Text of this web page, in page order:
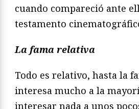
cuando compareció ante
testamento
La fama relativa
Todo es relativo, hasta la
interesa mucho a la
interesar nada a unos